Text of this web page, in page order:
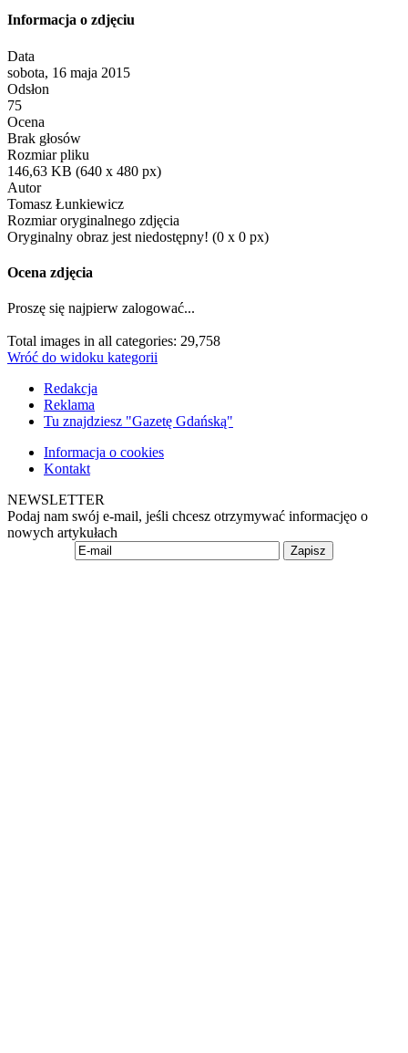
Informacja o zdjęciu
Data
sobota, 16 maja 2015
Odsłon
75
Ocena
Brak głosów
Rozmiar pliku
146,63 KB (640 x 480 px)
Autor
Tomasz Łunkiewicz
Rozmiar oryginalnego zdjęcia
Oryginalny obraz jest niedostępny! (0 x 0 px)
Ocena zdjęcia
Proszę się najpierw zalogować...
Total images in all categories: 29,758
Wróć do widoku kategorii
Redakcja
Reklama
Tu znajdziesz "Gazetę Gdańską"
Informacja o cookies
Kontakt
NEWSLETTER
Podaj nam swój e-mail, jeśli chcesz otrzymywać informacjęo o
nowych artykułach
Zapisz